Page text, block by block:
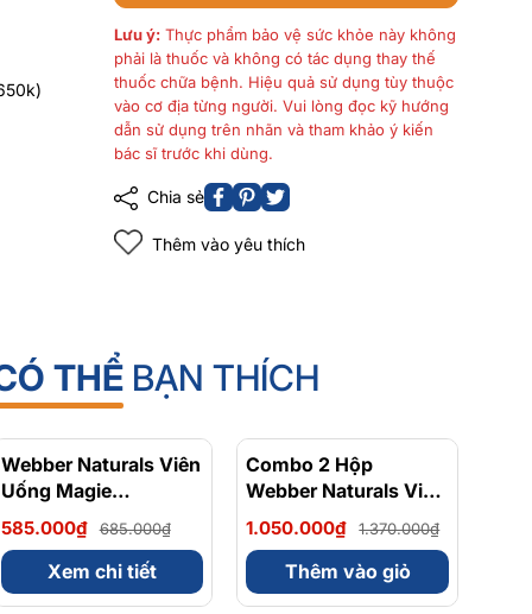
Lưu ý:Thực phẩm bảo vệ sức khỏe này không
phải là thuốc và không có tác dụng thay thế
thuốc chữa bệnh. Hiệu quả sử dụng tùy thuộc
vào cơ địa từng người. Vui lòng đọc kỹ hướng
dẫn sử dụng trên nhãn và tham khảo ý kiến
bác sĩ trước khi dùng.
Chia sẻ
Thêm vào yêu thích
THỂBẠN THÍCH
- 15%
Webber Naturals Viên
Uống Magie
Magnesium
Bisglycinate 200mg -
Chính Ngạch Canada,
Xuất VAT
585.000₫ 685.000₫
Xem chi tiết
Combo 2 Hộp
Webber Naturals Viên
Uống Magie Dễ Dàng
Hấp Làm Dịu Nhẹ Cho
Hệ Tiêu Hóa
Magnesium
1.050.000₫ 1.370.000₫
Thêm vào giỏ